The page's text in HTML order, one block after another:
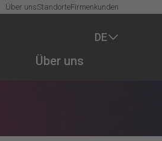
Über unsStandorteFirmenkunden
DE
Über uns